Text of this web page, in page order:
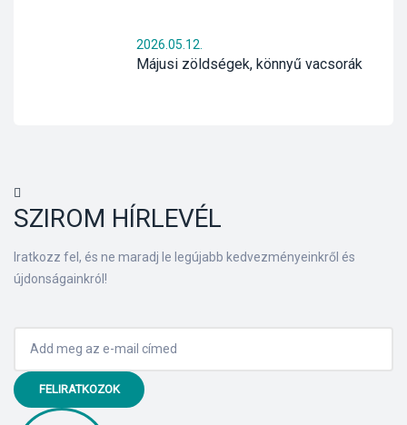
Májusi zöldségek, könnyű vacsorák
2026.05.12.
SZIROM HÍRLEVÉL
Iratkozz fel, és ne maradj le legújabb kedvezményeinkről és
újdonságainkról!
FELIRATKOZOK